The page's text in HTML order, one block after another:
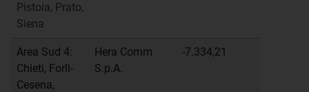
Pistoia, Prato,
Siena
Area Sud 4:
Chieti, Forlì-
Cesena,
Hera Comm
S.p.A.
-7.334,21